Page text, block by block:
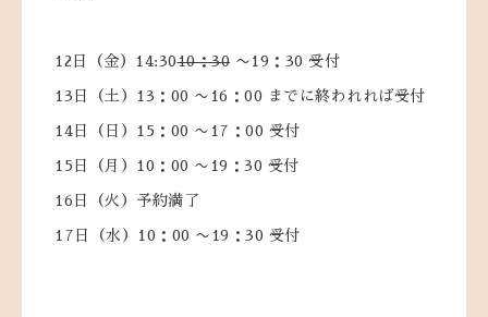
12日（金）14:3010：30 〜19：30 受付
13日（土）13：00 〜16：00 までに終われれば受付
14日（日）15：00 〜17：00 受付
15日（月）10：00 〜19：30 受付
16日（火）予約満了
17日（水）10：00 〜19：30 受付